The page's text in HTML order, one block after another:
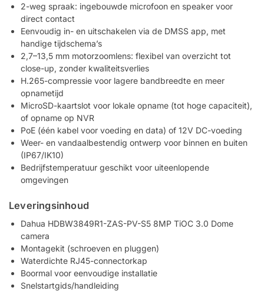
2-weg spraak: ingebouwde microfoon en speaker voor
direct contact
Eenvoudig in- en uitschakelen via de DMSS app, met
handige tijdschema’s
2,7–13,5 mm motorzoomlens: flexibel van overzicht tot
close-up, zonder kwaliteitsverlies
H.265-compressie voor lagere bandbreedte en meer
opnametijd
MicroSD-kaartslot voor lokale opname (tot hoge capaciteit),
of opname op NVR
PoE (één kabel voor voeding en data) of 12V DC-voeding
Weer- en vandaalbestendig ontwerp voor binnen en buiten
(IP67/IK10)
Bedrijfstemperatuur geschikt voor uiteenlopende
omgevingen
Leveringsinhoud
Dahua HDBW3849R1-ZAS-PV-S5 8MP TiOC 3.0 Dome
camera
Montagekit (schroeven en pluggen)
Waterdichte RJ45-connectorkap
Boormal voor eenvoudige installatie
Snelstartgids/handleiding